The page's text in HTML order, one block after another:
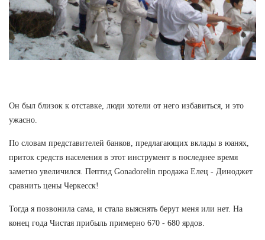
Он был близок к отставке, люди хотели от него избавиться, и это
ужасно.
По словам представителей банков, предлагающих вклады в юанях,
приток средств населения в этот инструмент в последнее время
заметно увеличился. Пептид Gonadorelin продажа Елец - Диноджет
сравнить цены Черкесск!
Тогда я позвонила сама, и стала выяснять берут меня или нет. На
конец года Чистая прибыль примерно 670 - 680 ярдов.